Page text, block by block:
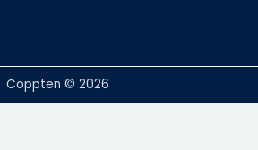
Coppten © 2026